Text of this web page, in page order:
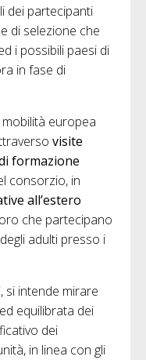
dei partecipanti
di selezione che
i possibili paesi di
in fase di
europea
visite
formazione
consorzio, in
all’estero
che partecipano
adulti presso i
si intende mirare
equilibrata dei
dei
in linea con gli